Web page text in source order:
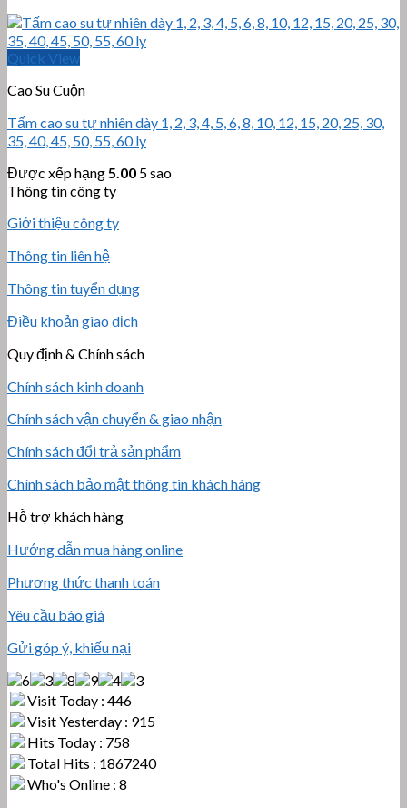
Quick View
Cao Su Cuộn
Tấm cao su tự nhiên dày 1, 2, 3, 4, 5, 6, 8, 10, 12, 15, 20, 25, 30,
35, 40, 45, 50, 55, 60 ly
Được xếp hạng5.00 5 sao
Thông tin công ty
Giới thiệu công ty
Thông tin liên hệ
Thông tin tuyển dụng
Điều khoản giao dịch
Quy định & Chính sách
Chính sách kinh doanh
Chính sách vận chuyển & giao nhận
Chính sách đổi trả sản phẩm
Chính sách bảo mật thông tin khách hàng
Hỗ trợ khách hàng
Hướng dẫn mua hàng online
Phương thức thanh toán
Yêu cầu báo giá
Gửi góp ý, khiếu nại
Visit Today : 446
Visit Yesterday : 915
Hits Today : 758
Total Hits : 1867240
Who's Online : 8